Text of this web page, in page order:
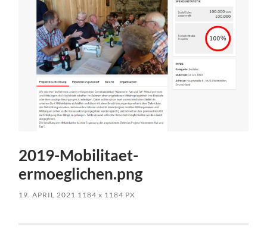
2019-Mobilitaet-
ermoeglichen.png
19. APRIL 2021 1184x 1184 PX